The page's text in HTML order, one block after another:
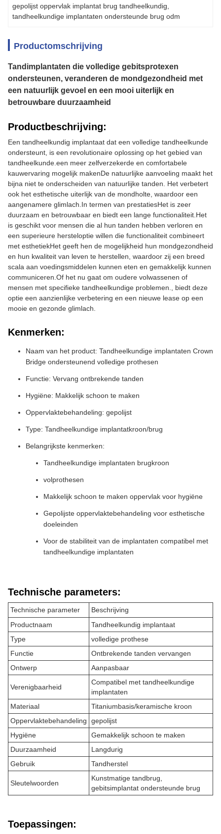
gepolijst oppervlak implantat brug tandheelkundig
tandheelkundige implantaten ondersteunde brug odm
Productomschrijving
Tandimplantaten die volledige gebitsprotexen
ondersteunen, veranderen de mondgezondheid met
een natuurlijk gevoel en een mooi uiterlijk en
betrouwbare duurzaamheid
Productbeschrijving:
Een tandheelkundig implantaat dat een volledige tandheelkunde
ondersteunt, is een revolutionaire oplossing op het gebied van
tandheelkunde.een meer zelfverzekerde en comfortabele
kauwervaring mogelijk makenDe natuurlijke aanvoeling maakt het
bijna niet te onderscheiden van natuurlijke tanden. Het verbetert
ook het esthetische uiterlijk van de mondholte, waardoor een
aangenamere glimlach.In termen van prestatiesHet is zeer
duurzaam en betrouwbaar en biedt een lange functionaliteit.Het
is geschikt voor mensen die al hun tanden hebben verloren en
een superieure hersteloptie willen die functionaliteit combineert
met esthetiekHet geeft hen de mogelijkheid hun mondgezondheid
en hun kwaliteit van leven te herstellen, waardoor zij een breed
scala aan voedingsmiddelen kunnen eten en gemakkelijk kunnen
communiceren.Of het nu gaat om oudere volwassenen of
mensen met specifieke tandheelkundige problemen., biedt deze
optie een aanzienlijke verbetering en een nieuwe lease op een
mooie en gezonde glimlach.
Kenmerken:
Naam van het product: Tandheelkundige implantaten Crown
Bridge ondersteunend volledige prothesen
Functie: Vervang ontbrekende tanden
Hygiëne: Makkelijk schoon te maken
Oppervlaktebehandeling: gepolijst
Type: Tandheelkundige implantatkroon/brug
Belangrijkste kenmerken:
Tandheelkundige implantaten brugkroon
volprothesen
Makkelijk schoon te maken oppervlak voor hygiëne
Gepolijste oppervlaktebehandeling voor esthetische
doeleinden
Voor de stabiliteit van de implantaten compatibel met
tandheelkundige implantaten
Technische parameters:
Technische parameter
Beschrijving
Productnaam
Tandheelkundig implantaat
Type
volledige prothese
Functie
Ontbrekende tanden vervangen
Ontwerp
Aanpasbaar
Verenigbaarheid
Compatibel met tandheelkundige
implantaten
Materiaal
Titaniumbasis/keramische kroon
Oppervlaktebehandeling
gepolijst
Hygiëne
Gemakkelijk schoon te maken
Duurzaamheid
Langdurig
Gebruik
Tandherstel
Sleutelwoorden
Kunstmatige tandbrug,
gebitsimplantat ondersteunde brug
Toepassingen: